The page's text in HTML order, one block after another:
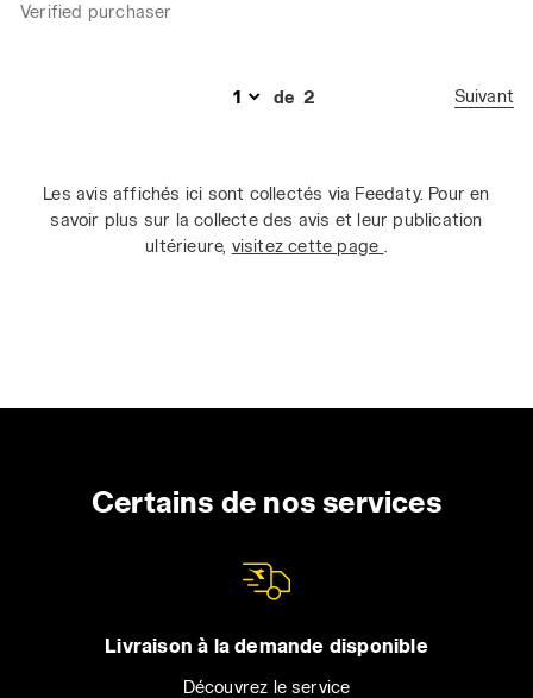
Verified purchaser
de 2 Suivant
Les avis affichés ici sont collectés via Feedaty. Pour en
savoir plus sur la collecte des avis et leur publication
ultérieure, visitez cette page
Certains de nos services
Livraison à la demande disponible
Découvrez le service